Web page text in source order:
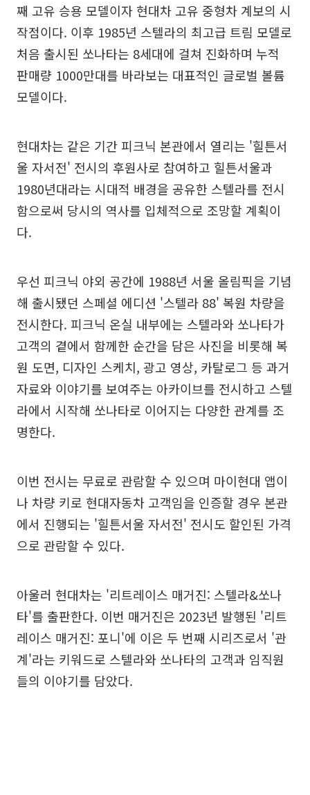
째 고유 승용 모델이자 현대차 고유 중형차 계보의 시
작점이다. 이후 1985년 스텔라의 최고급 트림 모델로
처음 출시된 쏘나타는 8세대에 걸쳐 진화하며 누적
판매량 1000만대를 바라보는 대표적인 글로벌 볼륨
모델이다.
현대차는 같은 기간 피크닉 본관에서 열리는 '힐튼서
울 자서전' 전시의 후원사로 참여하고 힐튼서울과
1980년대라는 시대적 배경을 공유한 스텔라를 전시
함으로써 당시의 역사를 입체적으로 조망할 계획이
다.
우선 피크닉 야외 공간에 1988년 서울 올림픽을 기념
해 출시됐던 스페셜 에디션 '스텔라 88' 복원 차량을
전시한다. 피크닉 온실 내부에는 스텔라와 쏘나타가
고객의 곁에서 함께한 순간을 담은 사진을 비롯해 복
원 도면, 디자인 스케치, 광고 영상, 카탈로그 등 과거
자료와 이야기를 보여주는 아카이브를 전시하고 스텔
라에서 시작해 쏘나타로 이어지는 다양한 관계를 조
명한다.
이번 전시는 무료로 관람할 수 있으며 마이현대 앱이
나 차량 키로 현대자동차 고객임을 인증할 경우 본관
에서 진행되는 '힐튼서울 자서전' 전시도 할인된 가격
으로 관람할 수 있다.
아울러 현대차는 '리트레이스 매거진: 스텔라&쏘나
타'를 출판한다. 이번 매거진은 2023년 발행된 '리트
레이스 매거진: 포니'에 이은 두 번째 시리즈로서 '관
계'라는 키워드로 스텔라와 쏘나타의 고객과 임직원
들의 이야기를 담았다.